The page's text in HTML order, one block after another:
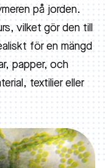
på jorden.
vilket gör den till
för en mängd
papper, och
textilier eller